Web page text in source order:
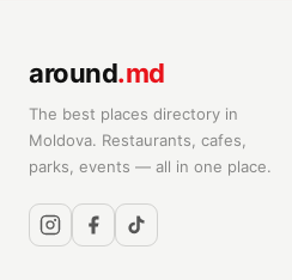
around.md
The best places directory in
Moldova. Restaurants, cafes,
parks, events — all in one place.